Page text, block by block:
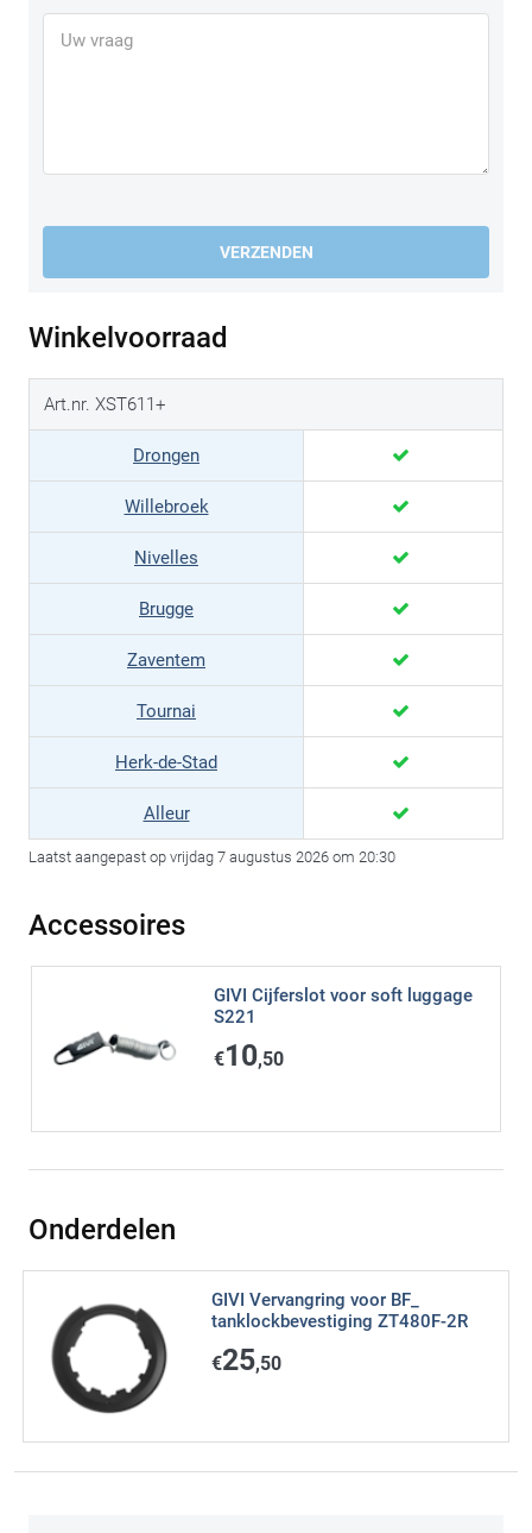
VERZENDEN
Winkelvoorraad
Art.nr. XST611+
Drongen
Willebroek
Nivelles
Brugge
Zaventem
Tournai
Herk-de-Stad
Alleur
Laatst aangepast op vrijdag 7 augustus 2026 om 20:30
Accessoires
GIVI Cijferslot voor soft luggage
S221
€10,50
Onderdelen
GIVI Vervangring voor BF_
tanklockbevestiging ZT480F-2R
€25,50